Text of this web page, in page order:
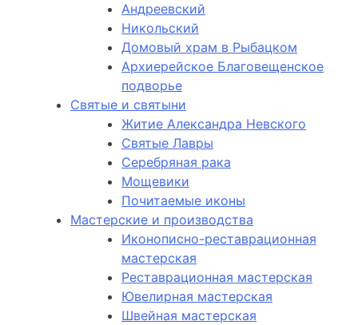
Андреевский
Никольский
Домовый храм в Рыбацком
Архиерейское Благовещенское
подворье
Святые и святыни
Житие Александра Невского
Святые Лавры
Серебряная рака
Мощевики
Почитаемые иконы
Мастерские и производства
Иконописно-реставрационная
мастерская
Реставрационная мастерская
Ювелирная мастерская
Швейная мастерская